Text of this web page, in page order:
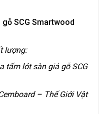
SCG Smartwood
lượng:
tấm lót sàn giả gỗ SCG
– Thế Giới Vật